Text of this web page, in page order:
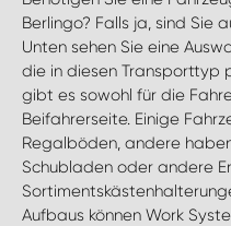
Berlingo? Falls ja, sind Sie
Unten sehen Sie eine
die in diesen Transporttyp
gibt es sowohl für die
Beifahrerseite. Einige
Regalböden, andere
Schubladen oder andere
Aufbaus können Work
MONTAGEPARTNER WIEN 1230
SCHAURAUM ÖSTERREICH